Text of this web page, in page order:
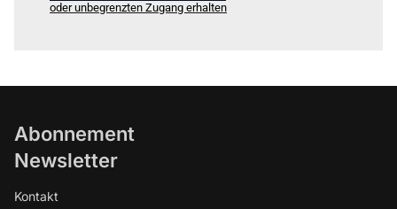
oder unbegrenzten Zugang erhalten
Abonnement
Newsletter
Kontakt